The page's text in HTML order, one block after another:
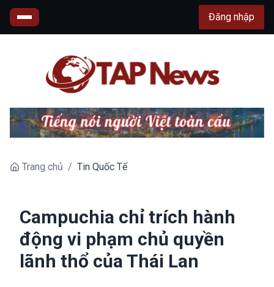
Đăng nhập
Trang chủ / Tin Quốc Tế
Campuchia chỉ trích hành
động vi phạm chủ quyền
lãnh thổ của Thái Lan